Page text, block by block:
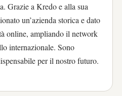
Grazie a Kredo e alla sua
un’azienda storica e dato
online, ampliando il network
internazionale. Sono
per il nostro futuro.